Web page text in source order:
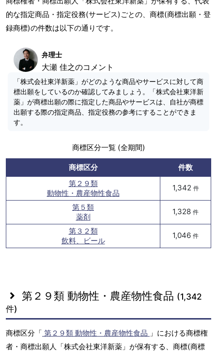
的な指定商品・指定役務(サービス)ごとの、商標(商標出願・登
録商標)の件数は以下の通りです。
弁理士
大瀬 佳之のコメント
「株式会社東洋新薬」がどのような商品やサービスに対して商
標出願をしているのか確認してみましょう。「株式会社東洋新
薬」が商標出願の際に指定した商品やサービスは、自社が商標
出願する際の指定商品、指定役務の参考にすることができま
す。
商標区分一覧 (全期間)
商標区分
件数
第２９類
動物性・農産物性食品
1,342 件
第５類
薬剤
1,328 件
第３２類
飲料、ビール
1,046 件
第２９類 動物性・農産物性食品 (1,342
件)
商標区分「 第２９類 動物性・農産物性食品 」における商標権
者・商標出願人「株式会社東洋新薬」が保有する、商標(商標